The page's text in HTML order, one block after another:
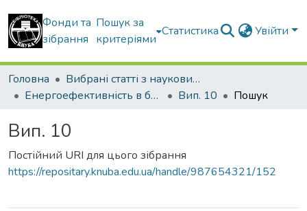
Фонди та
зібрання
Пошук за
критеріями
Статистика Увійти
Головна
Вибрані статті з наукових збірників КНУБА
Енергоефективність в будівництві та архітектурі
Вип. 10 Пошук
Вип. 10
Постійний URI для цього зібрання
https://repositary.knuba.edu.ua/handle/987654321/152